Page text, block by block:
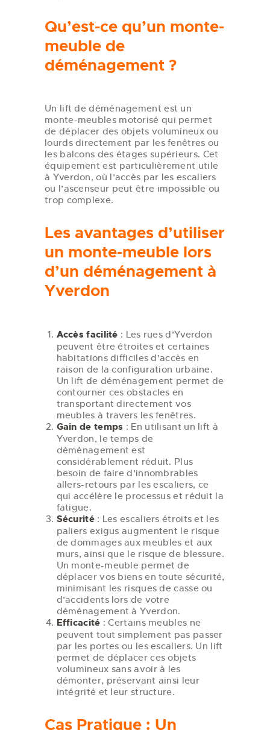
Qu’est-ce qu’un monte-
meuble de
déménagement ?
Un lift de déménagement est un
monte-meubles motorisé qui permet
de déplacer des objets volumineux ou
lourds directement par les fenêtres ou
les balcons des étages supérieurs. Cet
équipement est particulièrement utile
à Yverdon, où l’accès par les escaliers
ou l’ascenseur peut être impossible ou
trop complexe.
Les avantages d’utiliser
un monte-meuble lors
d’un déménagement à
Yverdon
Accès facilité : Les rues d’Yverdon
peuvent être étroites et certaines
habitations difficiles d’accès en
raison de la configuration urbaine.
Un lift de déménagement permet de
contourner ces obstacles en
transportant directement vos
meubles à travers les fenêtres.
Gain de temps : En utilisant un lift à
Yverdon, le temps de
déménagement est
considérablement réduit. Plus
besoin de faire d’innombrables
allers-retours par les escaliers, ce
qui accélère le processus et réduit la
fatigue.
Sécurité: Les escaliers étroits et les
paliers exigus augmentent le risque
de dommages aux meubles et aux
murs, ainsi que le risque de blessure.
Un monte-meuble permet de
déplacer vos biens en toute sécurité,
minimisant les risques de casse ou
d’accidents lors de votre
déménagement à Yverdon.
Efficacité : Certains meubles ne
peuvent tout simplement pas passer
par les portes ou les escaliers. Un lift
permet de déplacer ces objets
volumineux sans avoir à les
démonter, préservant ainsi leur
intégrité et leur structure.
Cas Pratique : Un